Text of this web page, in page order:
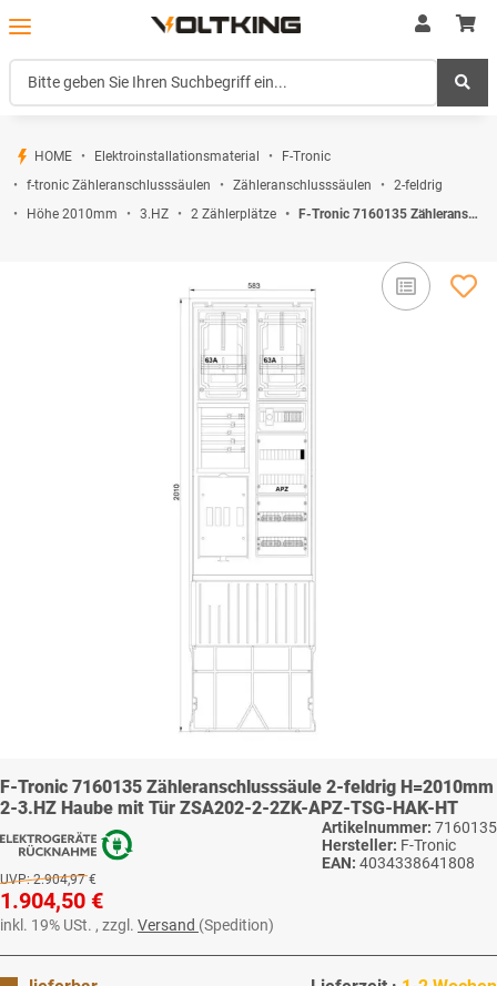
HOME Elektroinstallationsmaterial
F-Tronic
f-tronic Zähleranschlusssäulen
Zähleranschlusssäulen
2-feldrig
Höhe 2010mm
3.HZ 2 Zählerplätze F-Tronic 7160135 Zähleranschlusssäule 2-feldrig H=2010mm 2-3.HZ Haube mit Tür ZSA202-2-2ZK-APZ-TSG-HAK-HT
F-Tronic 7160135 Zähleranschlusssäule 2-feldrig H=2010mm
2-3.HZ Haube mit Tür ZSA202-2-2ZK-APZ-TSG-HAK-HT
Artikelnummer: 7160135
Hersteller: F-Tronic
EAN: 4034338641808
UVP: 2.904,97 €
1.904,50 €
inkl. 19% USt. , zzgl. Versand (Spedition)